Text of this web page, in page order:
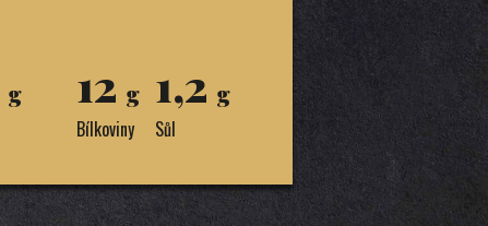
g 12 g
Bílkoviny
1,2 g
Sůl